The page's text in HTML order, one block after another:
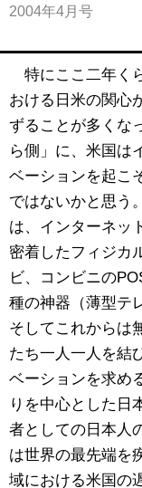
2004年4月号
特にここ二年く
おける日米の関心
ずることが多くな
ら側」に、米国は
ベーションを起こ
ではないかと思う
は、インターネッ
密着したフィジカ
ビ、コンビニの
種の神器（薄型テ
そしてこれからは
たち一人一人を結
ベーションを求め
りを中心とした日
者としての日本人
は世界の最先端を
域における米国の